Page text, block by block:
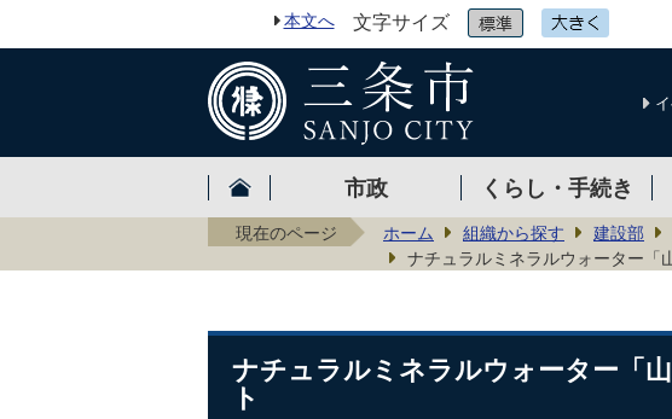
本文へ 文字サイズ
市政 くらし・手続き
現在のページ ホーム 組織から探す 建設部
ナチュラルミネラルウォーター「
ナチュラルミネラルウォーター「
ト